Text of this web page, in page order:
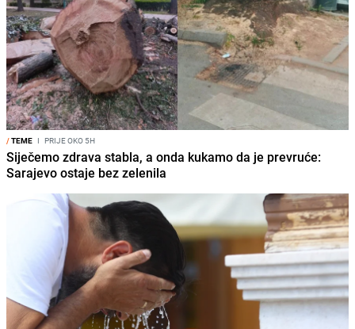
/TEME I PRIJE OKO 5H
Siječemo zdrava stabla, a onda kukamo da je prevruće:
Sarajevo ostaje bez zelenila